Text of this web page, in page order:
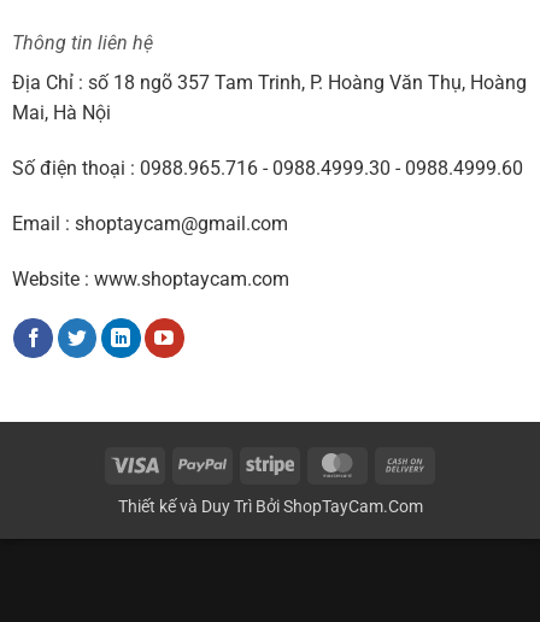
Thông tin liên hệ
Địa Chỉ : số 18 ngõ 357 Tam Trinh, P. Hoàng Văn Thụ, Hoàng
Mai, Hà Nội
Số điện thoại : 0988.965.716 - 0988.4999.30 - 0988.4999.60
Email : shoptaycam@gmail.com
Website : www.shoptaycam.com
Visa PayPal Stripe MasterCard
Thiết kế và Duy Trì BởiShopTayCam.Com